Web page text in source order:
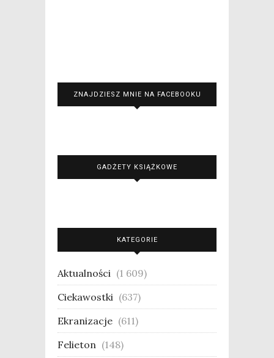
ZNAJDZIESZ MNIE NA FACEBOOKU
GADŻETY KSIĄŻKOWE
KATEGORIE
Aktualności (1 609)
Ciekawostki (637)
Ekranizacje (611)
Felieton (148)